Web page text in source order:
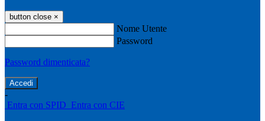
button close ×
Nome Utente
Password
Password dimenticata?
-
Entra con SPID Entra con CIE